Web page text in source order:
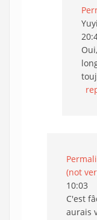
(not
10:03
C'est
aurais